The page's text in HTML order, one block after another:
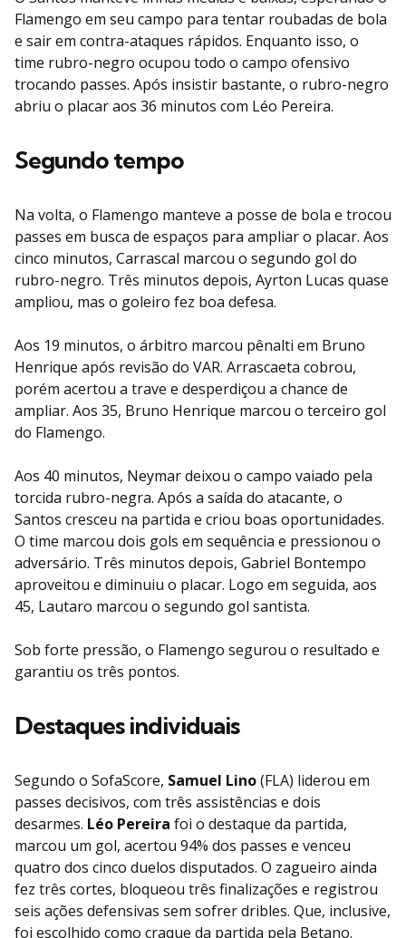
Flamengo em seu campo para tentar roubadas de bola
e sair em contra-ataques rápidos. Enquanto isso, o
time rubro-negro ocupou todo o campo ofensivo
trocando passes. Após insistir bastante, o rubro-negro
abriu o placar aos 36 minutos com Léo Pereira.
Segundo tempo
Na volta, o Flamengo manteve a posse de bola e trocou
passes em busca de espaços para ampliar o placar. Aos
cinco minutos, Carrascal marcou o segundo gol do
rubro-negro. Três minutos depois, Ayrton Lucas quase
ampliou, mas o goleiro fez boa defesa.
Aos 19 minutos, o árbitro marcou pênalti em Bruno
Henrique após revisão do VAR. Arrascaeta cobrou,
porém acertou a trave e desperdiçou a chance de
ampliar. Aos 35, Bruno Henrique marcou o terceiro gol
do Flamengo.
Aos 40 minutos, Neymar deixou o campo vaiado pela
torcida rubro-negra. Após a saída do atacante, o
Santos cresceu na partida e criou boas oportunidades.
O time marcou dois gols em sequência e pressionou o
adversário. Três minutos depois, Gabriel Bontempo
aproveitou e diminuiu o placar. Logo em seguida, aos
45, Lautaro marcou o segundo gol santista.
Sob forte pressão, o Flamengo segurou o resultado e
garantiu os três pontos.
Destaques individuais
Segundo o SofaScore, Samuel Lino(FLA) liderou em
passes decisivos, com três assistências e dois
desarmes. Léo Pereira foi o destaque da partida,
marcou um gol, acertou 94% dos passes e venceu
quatro dos cinco duelos disputados. O zagueiro ainda
fez três cortes, bloqueou três finalizações e registrou
seis ações defensivas sem sofrer dribles. Que, inclusive,
foi escolhido como craque da partida pela Betano.